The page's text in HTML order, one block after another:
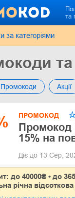
та
за категоріями
Промокоди Акції
ПРОМОКОД
Промокод
15% на
Діє до 13 Сер,
до 40000₴ • до
річна